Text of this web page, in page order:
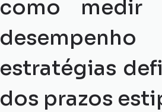
como medir
estratégias
dos prazos